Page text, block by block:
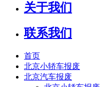
关于我们
联系我们
首页
北京小轿车报废
北京汽车报废